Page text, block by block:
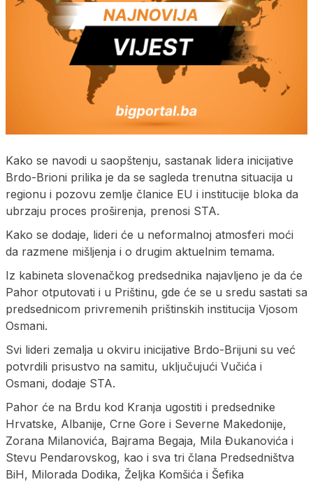
Kako se navodi u saopštenju, sastanak lidera inicijative
Brdo-Brioni prilika je da se sagleda trenutna situacija u
regionu i pozovu zemlje članice EU i institucije bloka da
ubrzaju proces proširenja, prenosi STA.
Kako se dodaje, lideri će u neformalnoj atmosferi moći
da razmene mišljenja i o drugim aktuelnim temama.
Iz kabineta slovenačkog predsednika najavljeno je da će
Pahor otputovati i u Prištinu, gde će se u sredu sastati sa
predsednicom privremenih prištinskih institucija Vjosom
Osmani.
Svi lideri zemalja u okviru inicijative Brdo-Brijuni su već
potvrdili prisustvo na samitu, uključujući Vučića i
Osmani, dodaje STA.
Pahor će na Brdu kod Kranja ugostiti i predsednike
Hrvatske, Albanije, Crne Gore i Severne Makedonije,
Zorana Milanovića, Bajrama Begaja, Mila Đukanovića i
Stevu Pendarovskog, kao i sva tri člana Predsedništva
BiH, Milorada Dodika, Željka Komšića i Šefika